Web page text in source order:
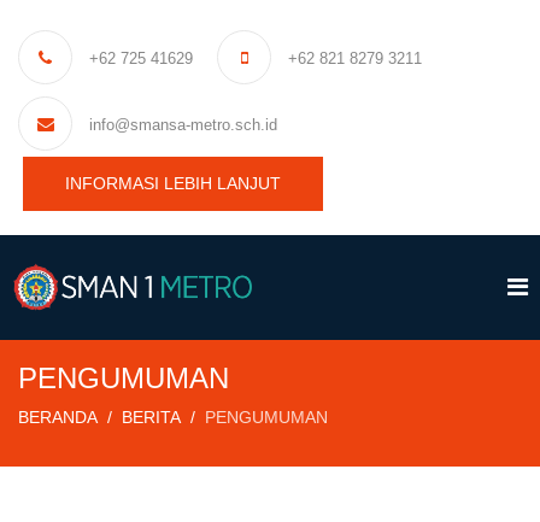
+62 725 41629 +62 821 8279 3211
info@smansa-metro.sch.id
INFORMASI LEBIH LANJUT
PENGUMUMAN
BERANDA BERITA PENGUMUMAN